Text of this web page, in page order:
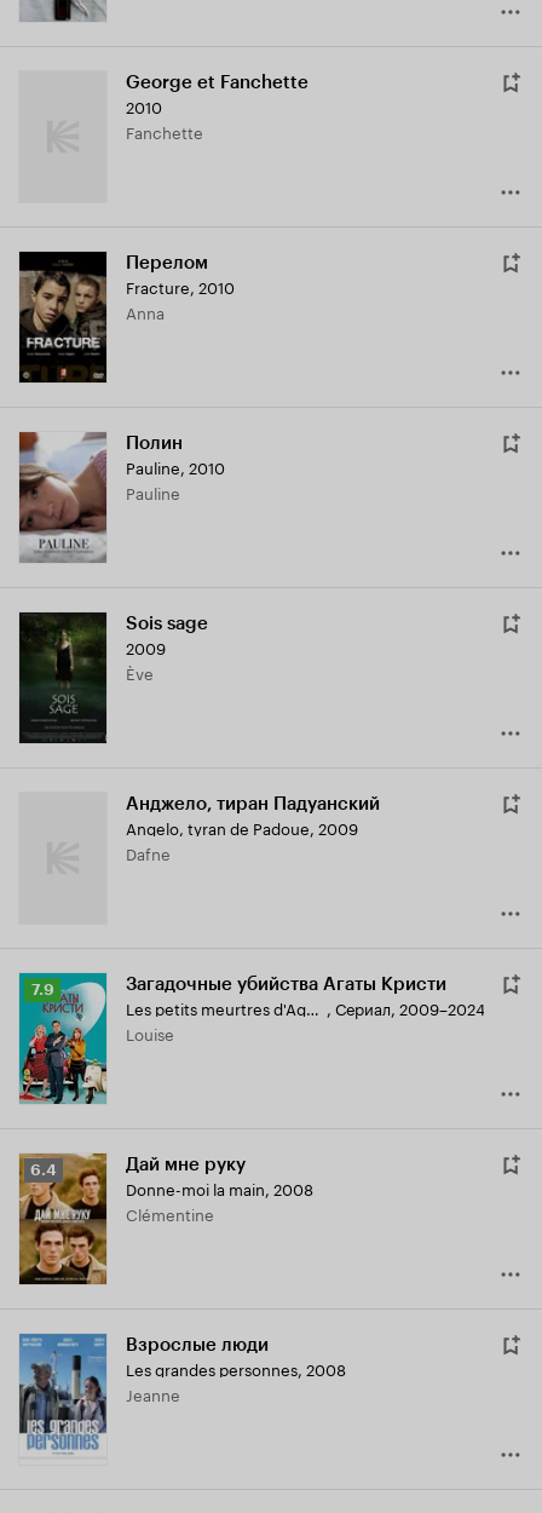
George et Fanchette
2010
Fanchette
Перелом
Fracture, 2010
Anna
Полин
Pauline, 2010
Pauline
Sois sage
2009
Ève
Анджело, тиран Падуанский
Angelo, tyran de Padoue, 2009
Dafne
Рейтинг
Кинопоиска
7.9
7.9 Загадочные убийства Агаты Кристи
Les petits meurtres d'Agatha Christie , Сериал, 2009–2024
Louise
Рейтинг
Кинопоиска
6.4
6.4 Дай мне руку
Donne-moi la main, 2008
Clémentine
Взрослые люди
Les grandes personnes, 2008
Jeanne